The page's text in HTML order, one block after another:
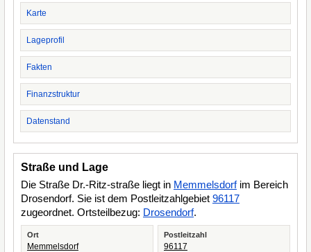
Karte
Lageprofil
Fakten
Finanzstruktur
Datenstand
Straße und Lage
Die Straße Dr.-Ritz-straße liegt in Memmelsdorfim Bereich
Drosendorf. Sie ist dem Postleitzahlgebiet 96117
zugeordnet. Ortsteilbezug: Drosendorf.
Ort
Memmelsdorf
Postleitzahl
96117